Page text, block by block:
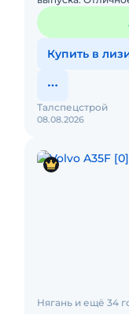
состояния, готов
согласно реглам
Купить в
08.08.2026
Талспецстрой
Нягань и ещё 34